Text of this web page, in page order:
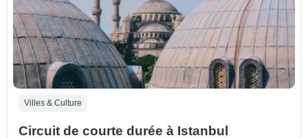
Villes & Culture
Circuit de courte durée à Istanbul